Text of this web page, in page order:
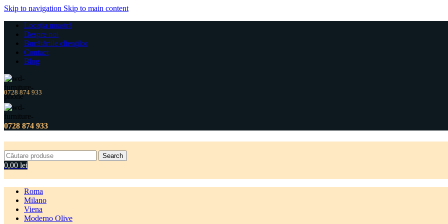
Skip to navigation Skip to main content
Locația noastră
Despre noi
Bucătăriile clienților
Contact
Blog
0728 874 933
0728 874 933
Search
0,00 lei
Roma
Milano
Viena
Moderno Olive